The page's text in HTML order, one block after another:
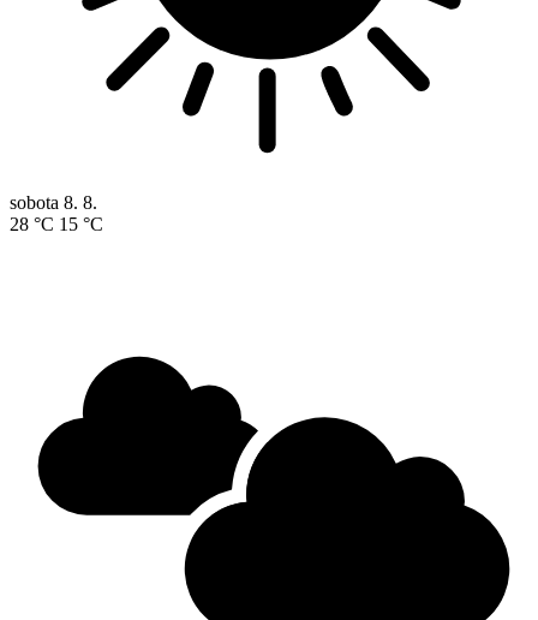
sobota 8. 8.
28 °C 15 °C